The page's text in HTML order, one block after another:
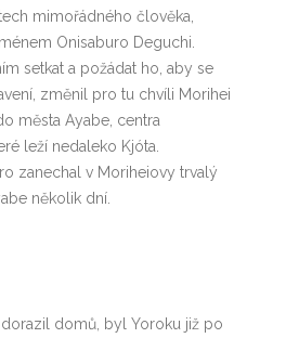
mimořádného člověka,
Onisaburo Deguchi.
setkat a požádat ho, aby se
změnil pro tu chvíli Morihei
města Ayabe, centra
leží nedaleko Kjóta.
zanechal v Moriheiovy trvalý
několik dní.
domů, byl Yoroku již po